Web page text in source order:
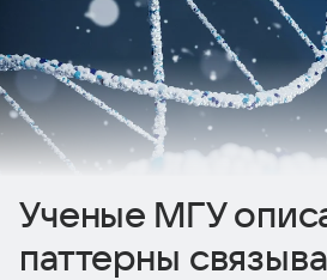
Ученые МГУ
паттерны